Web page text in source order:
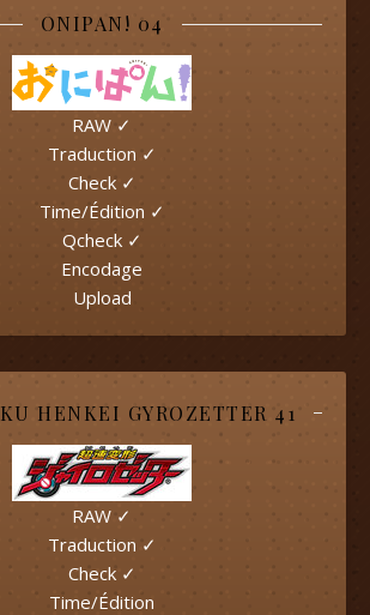
ONIPAN! 04
RAW ✓
Traduction ✓
Check ✓
Time/Édition ✓
Qcheck ✓
Encodage
Upload
HENKEI GYROZETTER 41
RAW ✓
Traduction ✓
Check ✓
Time/Édition